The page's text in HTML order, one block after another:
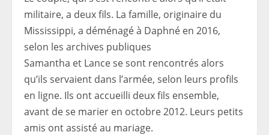
militaire, a deux fils. La famille, originaire du
Mississippi, a déménagé à Daphné en 2016,
selon les archives publiques
Samantha et Lance se sont rencontrés alors
qu’ils servaient dans l’armée, selon leurs profils
en ligne. Ils ont accueilli deux fils ensemble,
avant de se marier en octobre 2012. Leurs petits
amis ont assisté au mariage.